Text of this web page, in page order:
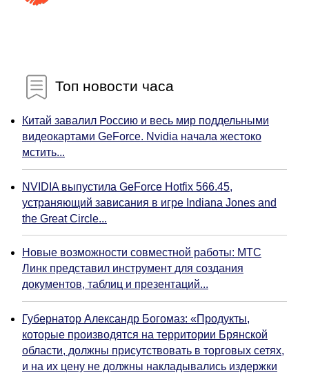
Топ новости часа
Китай завалил Россию и весь мир поддельными
видеокартами GeForce. Nvidia начала жестоко
мстить...
NVIDIA выпустила GeForce Hotfix 566.45,
устраняющий зависания в игре Indiana Jones and
the Great Circle...
Новые возможности совместной работы: МТС
Линк представил инструмент для создания
документов, таблиц и презентаций...
Губернатор Александр Богомаз: «Продукты,
которые производятся на территории Брянской
области, должны присутствовать в торговых сетях,
и на их цену не должны накладывались издержки